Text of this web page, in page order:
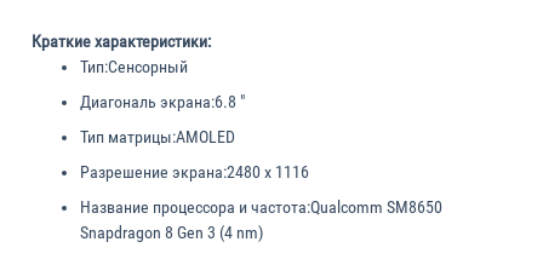
Краткие характеристики:
Тип:Сенсорный
Диагональ экрана:6.8 "
Тип матрицы:AMOLED
Разрешение экрана:2480 x 1116
Название процессора и частота:Qualcomm SM8650
Snapdragon 8 Gen 3 (4 nm)